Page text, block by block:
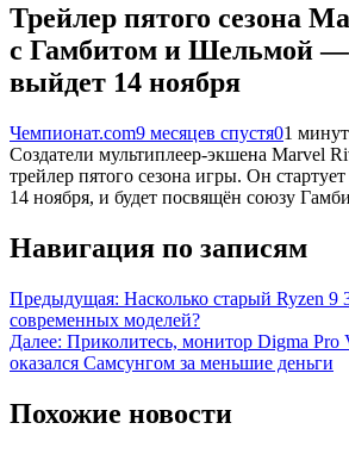
Трейлер пятого сезона
с Гамбитом и Шельмой —
выйдет 14 ноября
Чемпионат.com9 месяцев спустя01
Создатели мультиплеер-экшена Marvel
трейлер пятого сезона игры. Он
14 ноября, и будет посвящён союзу
Навигация по записям
Предыдущая: Насколько старый Ryzen 9
современных моделей?
Далее: Приколитесь, монитор Digma Pro
оказался Самсунгом за меньшие деньги
Похожие новости